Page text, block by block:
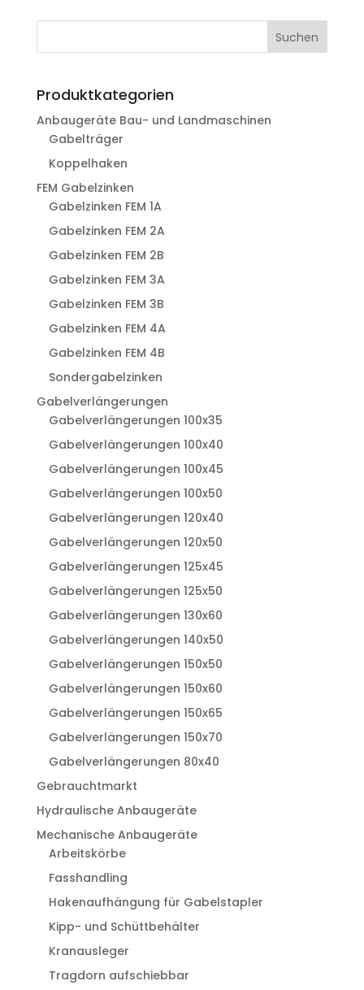
Suchen
Produktkategorien
Anbaugeräte Bau- und Landmaschinen
Gabelträger
Koppelhaken
FEM Gabelzinken
Gabelzinken FEM 1A
Gabelzinken FEM 2A
Gabelzinken FEM 2B
Gabelzinken FEM 3A
Gabelzinken FEM 3B
Gabelzinken FEM 4A
Gabelzinken FEM 4B
Sondergabelzinken
Gabelverlängerungen
Gabelverlängerungen 100x35
Gabelverlängerungen 100x40
Gabelverlängerungen 100x45
Gabelverlängerungen 100x50
Gabelverlängerungen 120x40
Gabelverlängerungen 120x50
Gabelverlängerungen 125x45
Gabelverlängerungen 125x50
Gabelverlängerungen 130x60
Gabelverlängerungen 140x50
Gabelverlängerungen 150x50
Gabelverlängerungen 150x60
Gabelverlängerungen 150x65
Gabelverlängerungen 150x70
Gabelverlängerungen 80x40
Gebrauchtmarkt
Hydraulische Anbaugeräte
Mechanische Anbaugeräte
Arbeitskörbe
Fasshandling
Hakenaufhängung für Gabelstapler
Kipp- und Schüttbehälter
Kranausleger
Tragdorn aufschiebbar